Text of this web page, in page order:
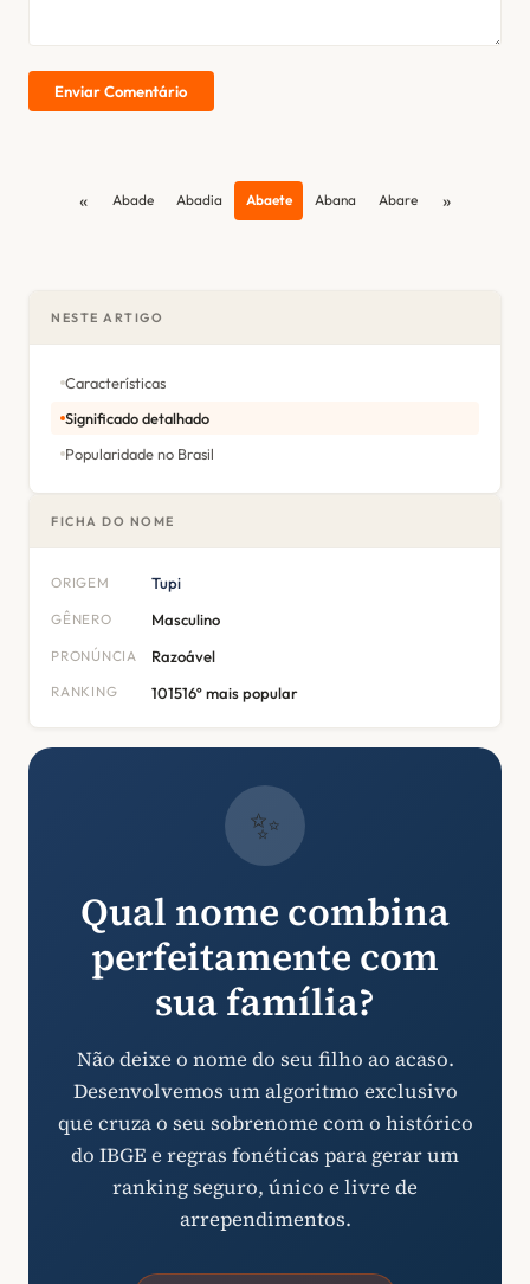
Enviar Comentário
« Abade Abadia Abaete Abana Abare »
NESTE ARTIGO
Características
Significado detalhado
Popularidade no Brasil
FICHA DO NOME
ORIGEM Tupi
GÊNERO Masculino
PRONÚNCIA Razoável
RANKING 101516º mais popular
✨
Qual nome combina
perfeitamente com
sua família?
Não deixe o nome do seu filho ao acaso.
Desenvolvemos um algoritmo exclusivo
que cruza o seu sobrenome com o histórico
do IBGE e regras fonéticas para gerar um
ranking seguro, único e livre de
arrependimentos.